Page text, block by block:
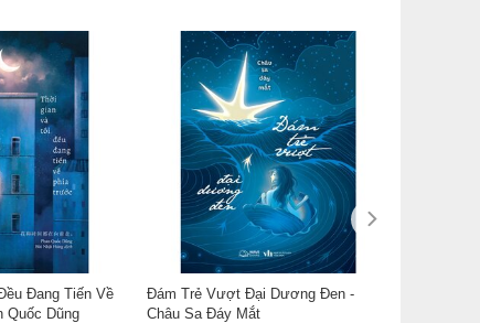
Đang Tiến Về
Quốc Dũng
Đám Trẻ Vượt Đại Dương Đen -
Châu Sa Đáy Mắt